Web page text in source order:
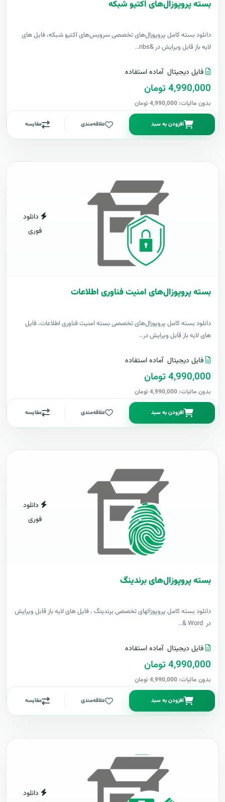
بسته پروپوزال‌های اکتیو شبکه
دانلود بسته کامل پروپوزال‌های تخصصی سرویس‌های اکتیو شبکه، فایل های
لایه باز قابل ویرایش در &nbs..
فایل دیجیتال آماده استفاده
4,990,000 تومان
بدون مالیات: 4,990,000 تومان
افزودن به سبد علاقه‌مندی مقایسه
دانلود
فوری
بسته پروپوزال‌های امنیت فناوری اطلاعات
دانلود بسته کامل پروپوزال‌های تخصصی بسته امنیت فناوری اطلاعات، فایل
های لایه باز قابل ویرایش در..
فایل دیجیتال آماده استفاده
4,990,000 تومان
بدون مالیات: 4,990,000 تومان
افزودن به سبد علاقه‌مندی مقایسه
دانلود
فوری
بسته پروپوزال‌های برندینگ
دانلود بسته کامل پروپوزالهای تخصصی برندینگ ، فایل های لایه باز قابل ویرایش
در Word &..
فایل دیجیتال آماده استفاده
4,990,000 تومان
بدون مالیات: 4,990,000 تومان
افزودن به سبد علاقه‌مندی مقایسه
دانلود